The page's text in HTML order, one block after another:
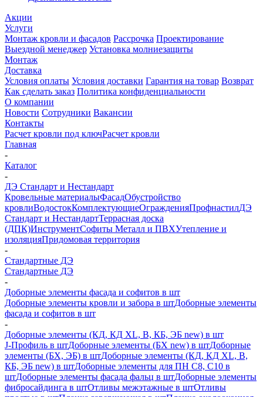
Акции
Услуги
Монтаж кровли и фасадов Рассрочка Проектирование
Выездной менеджер Установка молниезащиты
Монтаж
Доставка
Условия оплаты Условия доставки Гарантия на товар Возврат
Как сделать заказ Политика конфиденциальности
О компании
Новости Сотрудники Вакансии
Контакты
Расчет кровли под ключРасчет кровли
Главная
-
Каталог
-
ДЭ Стандарт и Нестандарт
Кровельные материалыФасадОбустройство
кровлиВодостокКомплектующиеОгражденияПрофнастилДЭ
Стандарт и НестандартТеррасная доска
(ДПК)ИнструментСофиты Металл и ПВХУтепление и
изоляцияПридомовая территория
-
Стандартные ДЭ
Стандартные ДЭ
-
Доборные элементы фасада и софитов в шт
Доборные элементы кровли и забора в штДоборные элементы
фасада и софитов в шт
-
Доборные элементы (КД, КД XL, В, КБ, ЭБ new) в шт
J-Профиль в штДоборные элементы (БХ new) в штДоборные
элементы (БХ, ЭБ) в штДоборные элементы (КД, КД XL, В,
КБ, ЭБ new) в штДоборные элементы для ПН С8, С10 в
штДоборные элементы фасада фальц в штДоборные элементы
фибросайдинга в штОтливы межэтажные в штОтливы